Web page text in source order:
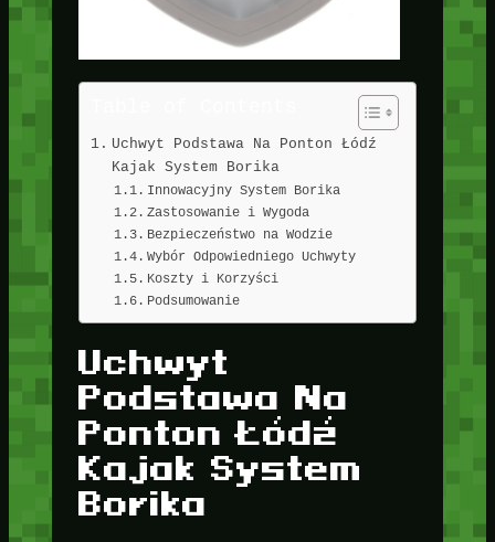
Uchwyt Podstawa Na Ponton Łódź
Kajak System Borika
Innowacyjny System Borika
Zastosowanie i Wygoda
Bezpieczeństwo na Wodzie
Wybór Odpowiedniego Uchwyty
Koszty i Korzyści
Podsumowanie
Uchwyt
Podstawa Na
Ponton Łódź
Kajak System
Borika